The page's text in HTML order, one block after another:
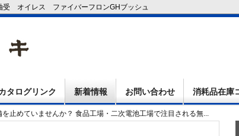
受 オイレス ファイバーフロンGHブッシュ
タログリンク 新着情報 お問い合わせ 消耗品在庫
止めていませんか？ 食品工場・二次電池工場で注目される無...